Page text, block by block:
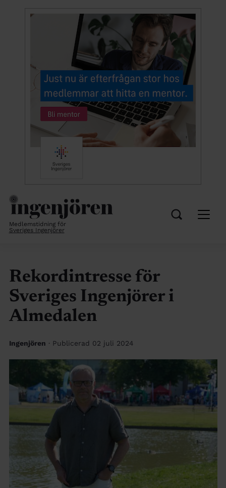
Medlemstidning för
Sveriges Ingenjörer
Rekordintresse för
Sveriges Ingenjörer i
Almedalen
Ingenjören · Publicerad 02 juli 2024